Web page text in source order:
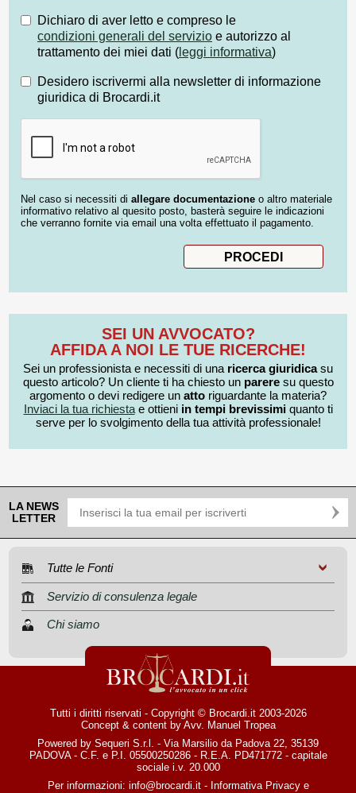
Dichiaro di aver letto e compreso le
condizioni generali del servizio e autorizzo al
trattamento dei miei dati ( leggi informativa)
Desidero iscrivermi alla newsletter di informazione
giuridica di Brocardi.it
Nel caso si necessiti di allegare documentazione o altro materiale
informativo relativo al quesito posto, basterà seguire le indicazioni
che verranno fornite via email una volta effettuato il pagamento.
SEI UN AVVOCATO?
AFFIDA A NOI LE TUE RICERCHE!
Sei un professionista e necessiti di una ricerca giuridicasu
questo articolo? Un cliente ti ha chiesto un pareresu questo
argomento o devi redigere un atto riguardante la materia?
Inviaci la tua richiestae ottieni in tempi brevissimiquanto ti
serve per lo svolgimento della tua attività professionale!
LA NEWS
LETTER
Tutte le Fonti
Servizio di consulenza legale
Chi siamo
Tutti i diritti riservati - Copyright © Brocardi.it 2003-2026
Concept & content by Avv. Manuel Tropea
Powered by Sequeri S.r.l. - Via Marsilio da Padova 22, 35139
PADOVA - C.F. e P.I. 05500250286 - R.E.A. PD471772 - capitale
sociale i.v. 20.000
Per informazioni: info@brocardi.it- Informativa Privacye